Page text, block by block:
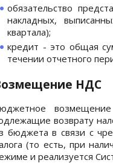
обязательство
накладных,
квартала);
кредит - это общая
течении отчетного
НДС
возврату
бюджета в связи с
(то есть, при
и реализуется